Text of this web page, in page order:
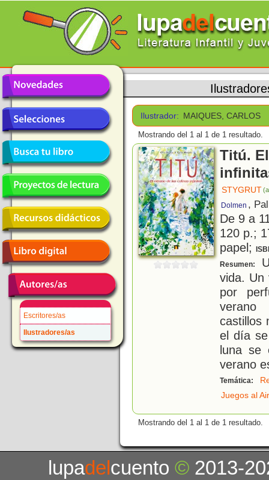
Escritores/as
Ilustradores/as
Ilustrador: MAIQUES, CARLOS
Mostrando del 1 al 1 de 1 resultado.
Titú.
STYGRUT
Dolmen ,
De 9 a
120 p.;
papel;
Resumen:
vida. Un
por
verano
castillos
el día
luna se
verano
Temática:
Juegos al
Mostrando del 1 al 1 de 1 resultado.
lupadelcuento© 2013-